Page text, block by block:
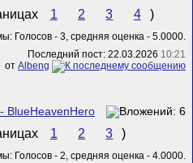
1 2 3 4 )
Последний пост: 22.03.2026 10:21
от Albeng
BlueHeavenHero
1 2 3 )